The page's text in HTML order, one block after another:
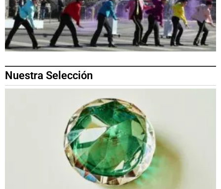
Nuestra Selección